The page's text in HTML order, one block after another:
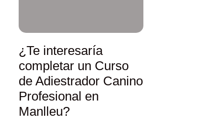
¿Te interesaría
completar un Curso
de Adiestrador Canino
Profesional en
Manlleu?